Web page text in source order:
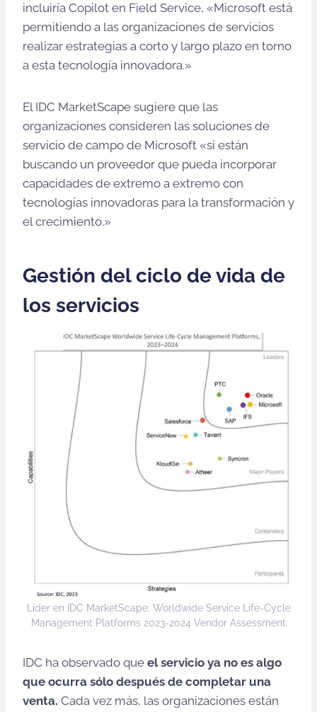
incluiría Copilot en Field Service, «Microsoft está
permitiendo a las organizaciones de servicios
realizar estrategias a corto y largo plazo en torno
a esta tecnología innovadora.»
El IDC MarketScape sugiere que las
organizaciones consideren las soluciones de
servicio de campo de Microsoft «si están
buscando un proveedor que pueda incorporar
capacidades de extremo a extremo con
tecnologías innovadoras para la transformación y
el crecimiento.»
Gestión del ciclo de vida de
los servicios
Líder en IDC MarketScape: Worldwide Service Life-Cycle
Management Platforms 2023-2024 Vendor Assessment
IDC ha observado que el servicio ya no es algo
que ocurra sólo después de completar una
venta. Cada vez más, las organizaciones están